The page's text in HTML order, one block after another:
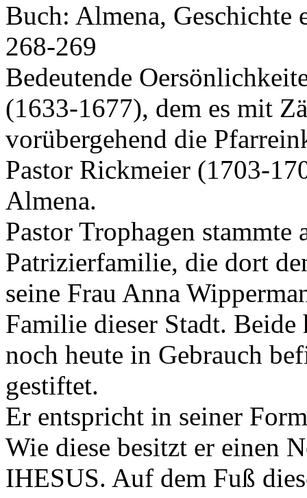
Buch: Almena, Geschichte
268-269
Bedeutende
(1633-1677), dem es mit
vorübergehend die
Pastor Rickmeier (1703-
Almena.
Pastor Trophagen stammte
Patrizierfamilie, die dort
seine Frau Anna
Familie dieser Stadt. Beide
noch heute in Gebrauch
gestiftet.
Er entspricht in seiner
Wie diese besitzt er einen
IHESUS. Auf dem Fuß